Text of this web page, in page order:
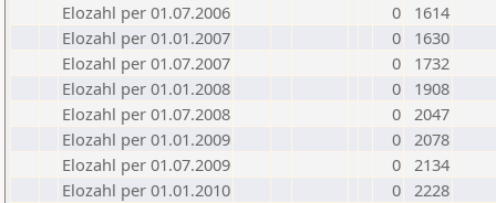
Elozahl per 01.07.2006
0
1614
Elozahl per 01.01.2007
0
1630
Elozahl per 01.07.2007
0
1732
Elozahl per 01.01.2008
0
1908
Elozahl per 01.07.2008
0 2047
Elozahl per 01.01.2009
0 2078
Elozahl per 01.07.2009
0 2134
Elozahl per 01.01.2010
0 2228